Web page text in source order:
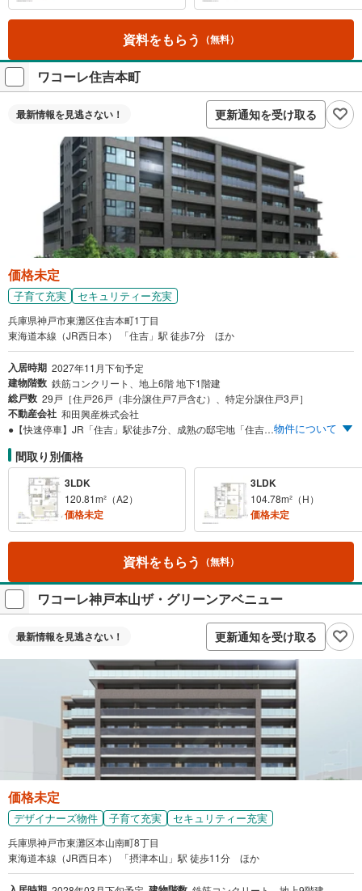
資料をもらう （無料）
ワコーレ住吉本町
最新情報を見逃さない！ 更新通知を受け取る
価格未定
子育て充実 セキュリティー充実
兵庫県神戸市東灘区住吉本町1丁目
東海道本線（JR西日本） 「住吉」駅 徒歩7分 ほか
入居時期 2027年11月下旬予定
建物階数 鉄筋コンクリート、地上6階 地下1階建
総戸数 29戸［住戸26戸（非分譲住戸7戸含む）、特定分譲住戸3戸］
不動産会社 和田興産株式会社
●【快速停車】JR「住吉」駅徒歩7分、成熟の邸宅地「住吉本町一丁目」アドレス ●「住吉川・赤塚山風致地区」に近接、独立性高き四方接道の稀有な立地 ●地下平面駐車場・内廊下設計・100m²超プランもご用意物件について
間取り別価格
3LDK
120.81m²（A2）
価格未定
3LDK
104.78m²（H）
価格未定
資料をもらう （無料）
ワコーレ神戸本山ザ・グリーンアベニュー
最新情報を見逃さない！ 更新通知を受け取る
価格未定
デザイナーズ物件 子育て充実 セキュリティー充実
兵庫県神戸市東灘区本山南町8丁目
東海道本線（JR西日本） 「摂津本山」駅 徒歩11分 ほか